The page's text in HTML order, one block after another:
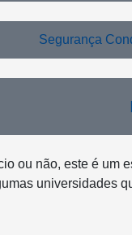
Segurança
ou não, este é
universidades